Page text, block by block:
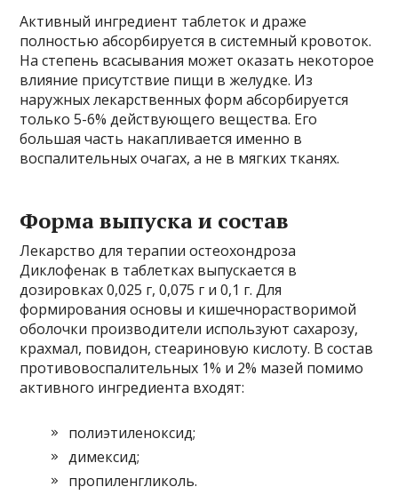
Активный ингредиент таблеток и драже
полностью абсорбируется в системный кровоток.
На степень всасывания может оказать некоторое
влияние присутствие пищи в желудке. Из
наружных лекарственных форм абсорбируется
только 5-6% действующего вещества. Его
большая часть накапливается именно в
воспалительных очагах, а не в мягких тканях.
Форма выпуска и состав
Лекарство для терапии остеохондроза
Диклофенак в таблетках выпускается в
дозировках 0,025 г, 0,075 г и 0,1 г. Для
формирования основы и кишечнорастворимой
оболочки производители используют сахарозу,
крахмал, повидон, стеариновую кислоту. В состав
противовоспалительных 1% и 2% мазей помимо
активного ингредиента входят:
полиэтиленоксид;
димексид;
пропиленгликоль.